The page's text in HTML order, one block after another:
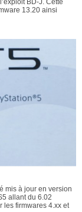
BD-J. Cette
13.20 ainsi
mis à jour en version
allant du 6.02
les firmwares 4.xx et